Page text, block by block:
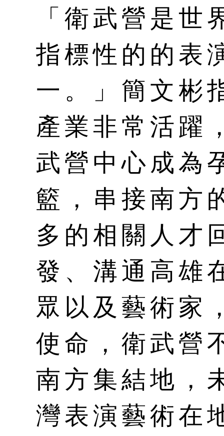
「衛武營是世
指標性的的表
一。」簡文彬
產業非常活躍
武營中心成為
籃，串接南方
多的相關人才
發、溝通高雄
眾以及藝術家
使命，衛武營
南方集結地，
灣表演藝術在